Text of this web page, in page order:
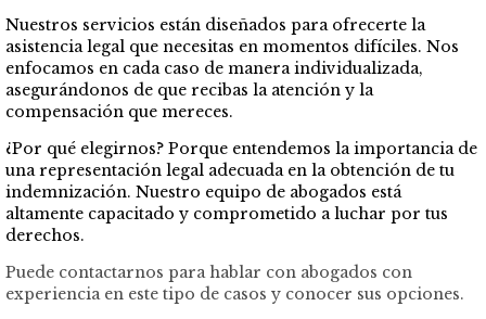
Nuestros servicios están diseñados para ofrecerte la
asistencia legal que necesitas en momentos difíciles. Nos
enfocamos en cada caso de manera individualizada,
asegurándonos de que recibas la atención y la
compensación que mereces.
¿Por qué elegirnos? Porque entendemos la importancia de
una representación legal adecuada en la obtención de tu
indemnización. Nuestro equipo de abogados está
altamente capacitado y comprometido a luchar por tus
derechos.
Puede contactarnos para hablar con abogados con
experiencia en este tipo de casos y conocer sus opciones.